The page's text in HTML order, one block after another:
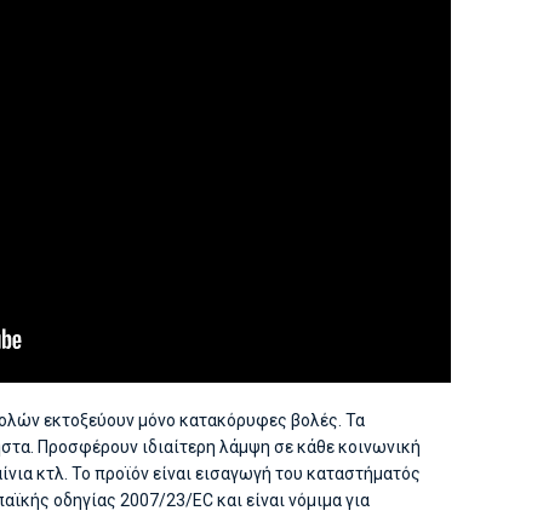
εκτοξεύουν μόνο κατακόρυφες βολές. Τα
Προσφέρουν ιδιαίτερη λάμψη σε κάθε κοινωνική
κτλ. Το προϊόν είναι εισαγωγή του καταστήματός
οδηγίας 2007/23/EC και είναι νόμιμα για